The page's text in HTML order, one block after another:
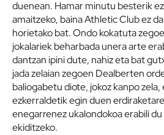
duenean. Hamar minutu besterik
amaitzeko, baina Athletic Club ez
horietako bat. Ondo kokatuta
jokalariek beharbada unera arte
dantzan ipini dute, nahiz eta bat
jada zelaian zegoen Dealberten
baliogabetu diote, jokoz kanpo
ezkerraldetik egin duen
enegarrenez ukalondokoa erabili
ekiditzeko.